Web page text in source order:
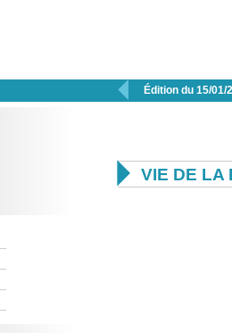
 Édition du 15/01/
 VIE DE LA